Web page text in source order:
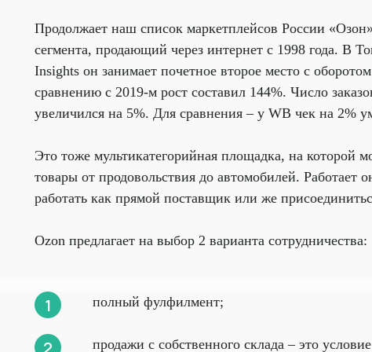
Продолжает наш список маркетплейсов России
сегмента, продающий через интернет с 1998 года. В
Insights он занимает почетное второе место с
сравнению с 2019-м рост составил 144%. Число
увеличился на 5%. Для сравнения – у WB чек на 2%
Это тоже мультикатегорийная площадка, на которой
товары от продовольствия до автомобилей.
работать как прямой поставщик или же
Ozon предлагает на выбор 2 варианта сотрудничества:
полный фулфилмент;
продажи с собственного склада – это